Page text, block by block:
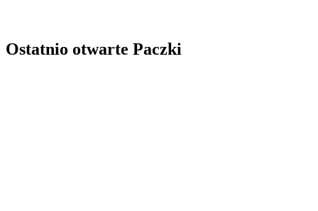
Ostatnio otwarte Paczki